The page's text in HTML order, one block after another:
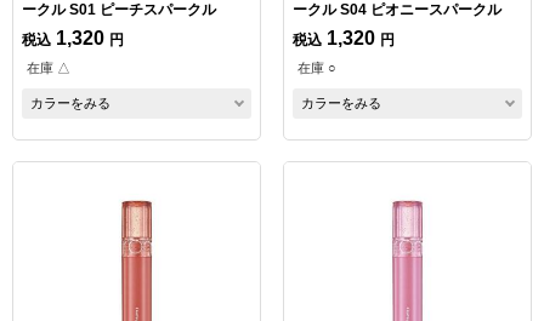
ークル S01 ピーチスパークル
税込 1,320 円
在庫 △
カラーをみる
ークル S04 ピオニースパークル
税込 1,320 円
在庫 ○
カラーをみる